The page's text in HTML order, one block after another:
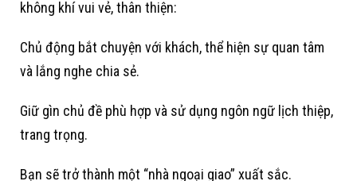
không khí vui vẻ, thân thiện:
Chủ động bắt chuyện với khách, thể hiện sự quan tâm
và lắng nghe chia sẻ.
Giữ gìn chủ đề phù hợp và sử dụng ngôn ngữ lịch thiệp,
trang trọng.
Bạn sẽ trở thành một “nhà ngoại giao” xuất sắc.